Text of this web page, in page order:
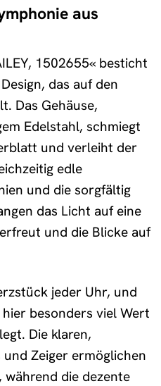
aus
1502655« besticht
das auf den
Das Gehäuse,
Edelstahl, schmiegt
und verleiht der
edle
und die sorgfältig
das Licht auf eine
und die Blicke auf
jeder Uhr, und
hier besonders viel Wert
Die klaren,
Zeiger ermöglichen
während die dezente